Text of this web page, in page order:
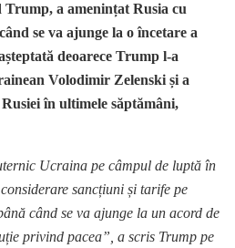
Trump, a amenințat Rusia cu
se va ajunge la o încetare a
deoarece Trump l-a
Volodimir Zelenski și a
în ultimele săptămâni,
Ucraina pe câmpul de luptă în
sancțiuni și tarife pe
când se va ajunge la un acord de
privind pacea”, a scris Trump pe